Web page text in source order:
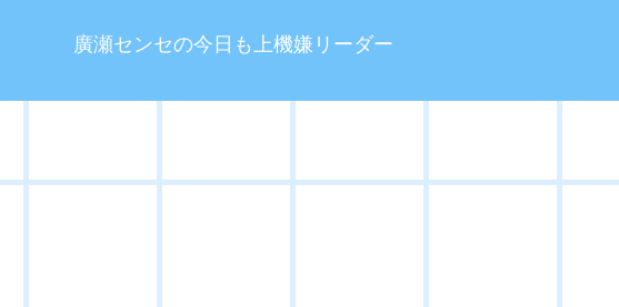
廣瀬センセの今日も上機嫌リーダー